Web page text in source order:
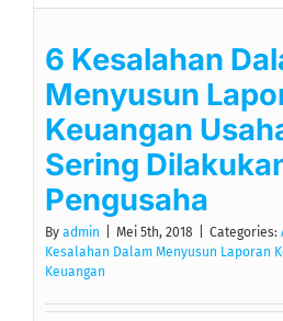
6 Kesalahan
Menyusun
Keuangan
Sering
Pengusaha
By admin Mei 5th, 2018 Categories:
Kesalahan Dalam Menyusun Laporan
Keuangan